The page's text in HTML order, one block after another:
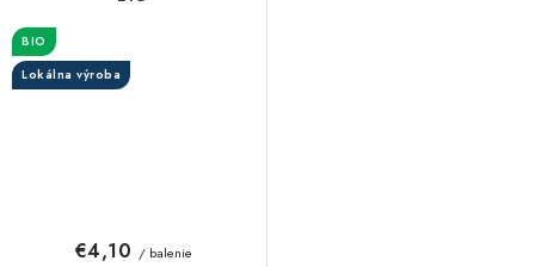
BIO
Lokálna výroba
€4,10 / balenie